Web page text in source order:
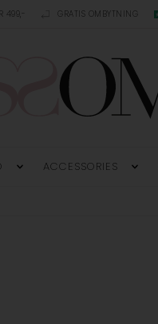
499,- GRATIS OMBYTNING
ACCESSORIES